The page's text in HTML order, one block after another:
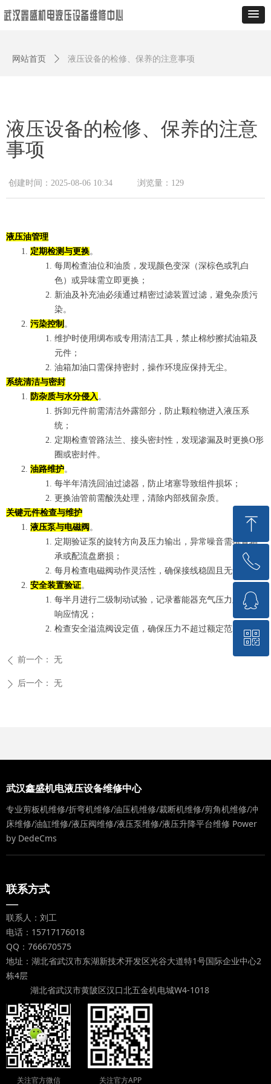
液压设备的检修、保养的注意
事项
液压油管理
定期检测与更换。
每周检查油位和油质，发现颜色变深（深棕色或乳白
色）或异味需立即更换；‌‌
新油及补充油必须通过精密过滤装置过滤，避免杂质污
染。‌‌
污染控制 。
维护时使用绸布或专用清洁工具，禁止棉纱擦拭油箱及
元件；‌‌
油箱加油口需保持密封，操作环境应保持无尘。‌‌
系统清洁与密封
防杂质与水分侵入。
拆卸元件前需清洁外露部分，防止颗粒物进入液压系
统；‌‌
定期检查管路法兰、接头密封性，发现渗漏及时更换O形
圈或密封件。‌‌
油路维护。
每半年清洗回油过滤器，防止堵塞导致组件损坏；‌‌
更换油管前需酸洗处理，清除内部残留杂质。‌‌
关键元件检查与维护
液压泵与电磁阀 。
定期验证泵的旋转方向及压力输出，异常噪音需排查轴
承或配流盘磨损；‌‌
每月检查电磁阀动作灵活性，确保接线稳固且无卡滞。‌‌
安全装置验证。
每半月进行二级制动试验，记录蓄能器充气压力及阀件
响应情况；‌‌
检查安全溢流阀设定值，确保压力不超过额定范围
创建时间： 2025-08-06 10:34 浏览量： 129
ꄴ 前一个： 无
ꄲ 后一个： 无
网站首页 ꄲ 液压设备的检修、保养的注意事项
武汉鑫盛机电液压设备维修中心
专业剪板机维修/折弯机维修/油压机维修/裁断机维修/剪角机维修/冲
床维修/油缸维修/液压阀维修/液压泵维修/液压升降平台维修 Power
by DedeCms
联系方式
—
联系人：刘工
电话：15717176018
QQ：766670575
地址：湖北省武汉市东湖新技术开发区光谷大道特1号国际企业中心2
栋4层
湖北省武汉市黄陂区汉口北五金机电城W4-1018
关注官方微信 关注官方APP
ꁸ
回到顶部
ꂅ
15717176018
ꁗ
QQ客服
ꀥ